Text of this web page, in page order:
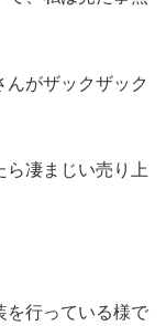
がザックザック
ら凄まじい売り上
を行っている様で